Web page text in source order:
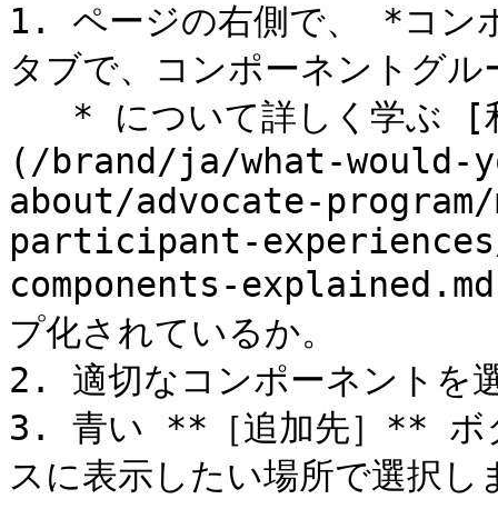
1. ページの右側で、 *コ
タブで、コンポーネントグ
(/brand/ja/what-
about/advocate-program/
participant-
components-
プ化されているか。
2. 適切なコンポーネントを
3. 青い **［追加先］** ボ
スに表示したい場所で選択し